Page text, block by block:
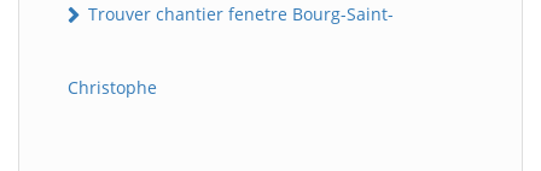
Trouver chantier fenetre Bourg-Saint-
Christophe